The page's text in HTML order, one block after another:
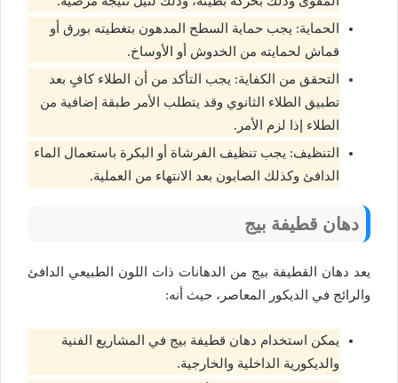
الحماية: يجب حماية السطح المدهون بتغطيته بورق أو
قماش لحمايته من الخدوش أو الأوساخ.
التحقق من الكفاية: يجب التأكد من أن الطلاء كافٍ بعد
تطبيق الطلاء الثانوي وقد يتطلب الأمر طبقة إضافية من
الطلاء إذا لزم الأمر.
التنظيف: يجب تنظيف الفرشاة أو البكرة باستعمال الماء
الدافئ وكذلك الصابون بعد الانتهاء من العملية.
دهان قطيفة بيج
يعد دهان القطيفة بيج من الدهانات ذات اللون الطبيعي الدافئ
والرائج في الديكور المعاصر، حيث أنه:
يمكن استخدام دهان قطيفة بيج في المشاريع الفنية
والديكورية الداخلية والخارجية.